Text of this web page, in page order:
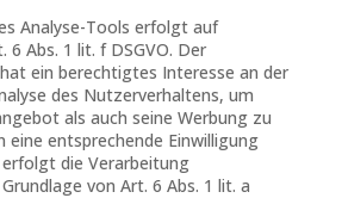
Analyse-Tools erfolgt auf
6 Abs. 1 lit. f DSGVO. Der
ein berechtigtes Interesse an der
des Nutzerverhaltens, um
als auch seine Werbung zu
eine entsprechende Einwilligung
die Verarbeitung
von Art. 6 Abs. 1 lit. a